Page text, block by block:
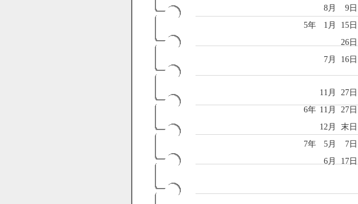
8月
9日
5年
1月 15日
26日
7月
16日
11月
27日
6年 11月 27日
12月
末日
7年
5月 7日
6月
17日